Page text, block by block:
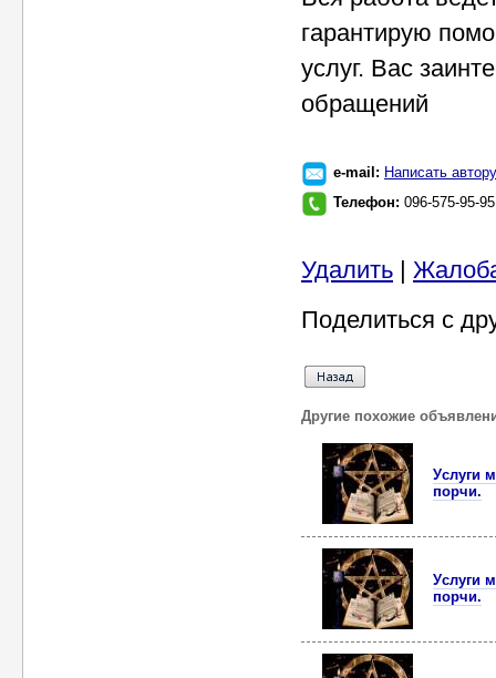
гарантирую
услуг. Вас
обращений
e-mail: Написать автору
Телефон: 096-575-95-
Удалить |
Поделиться с
Другие похожие
Уcлуги
порчи.
Уcлуги
порчи.